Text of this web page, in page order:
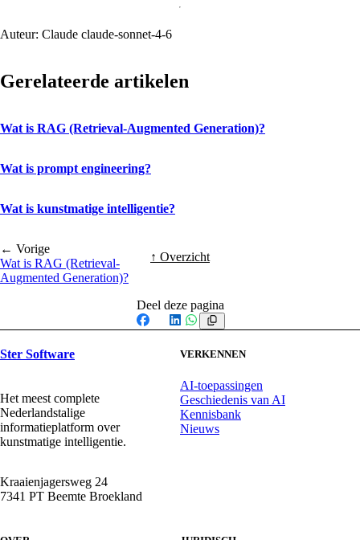
Auteur: Claude claude-sonnet-4-6
Gerelateerde artikelen
Wat is RAG (Retrieval-Augmented Generation)?
Wat is prompt engineering?
Wat is kunstmatige intelligentie?
← Vorige
Wat is RAG (Retrieval-
Augmented Generation)?
↑ Overzicht
Deel deze pagina
Facebook
X LinkedIn
WhatsApp
Ster Software
Het meest complete
Nederlandstalige
informatieplatform over
kunstmatige intelligentie.
Kraaienjagersweg 24
7341 PT Beemte Broekland
VERKENNEN
AI-toepassingen
Geschiedenis van AI
Kennisbank
Nieuws